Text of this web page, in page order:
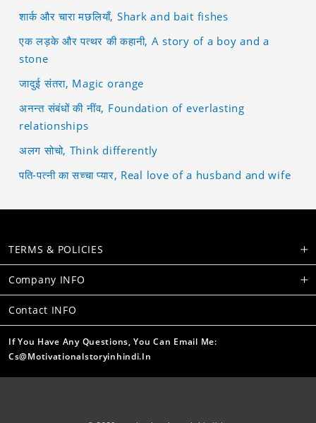
शार्क और चारा मछलियाँ, Shark and bait fishes
एक लड़के और पत्थर की कहानी, A story of a boy and a
stone
जादुई संतरा, Magic orange
अनन्त संबंधों की नींव, Foundation of everlasting
relationships
अलग सोचो, Think differently
पति-पत्नी का सच्चा प्यार, Real love of a husband and wife
TERMS & POLICIES
Company INFO
Contact INFO
If You Have Any Questions, You Can Email Me:
Cs@motivationalstoryinhindi.in